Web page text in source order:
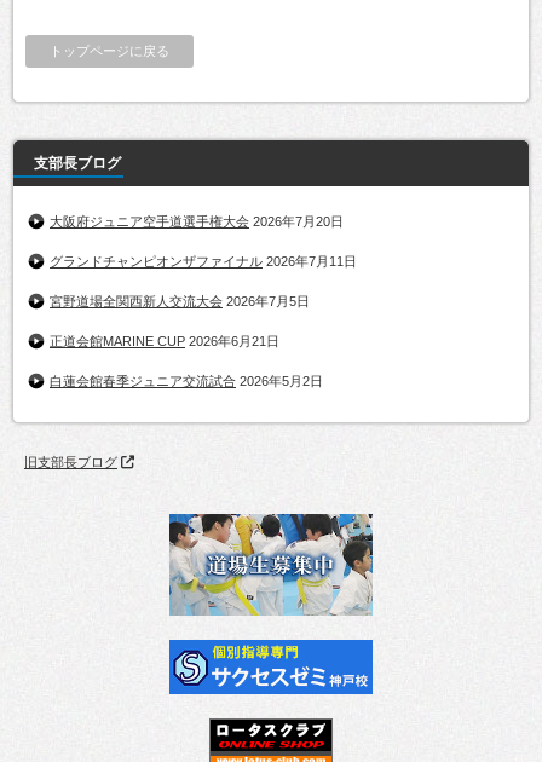
トップページに戻る
支部長ブログ
大阪府ジュニア空手道選手権大会 2026年7月20日
グランドチャンピオンザファイナル 2026年7月11日
宮野道場全関西新人交流大会 2026年7月5日
正道会館MARINE CUP 2026年6月21日
白蓮会館春季ジュニア交流試合 2026年5月2日
旧支部長ブログ